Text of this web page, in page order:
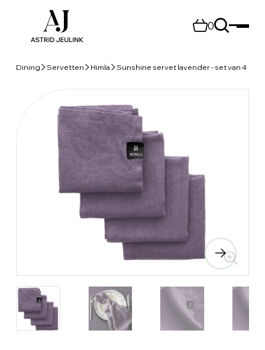
0
Dining Servetten Himla Sunshine servet lavender - set van 4